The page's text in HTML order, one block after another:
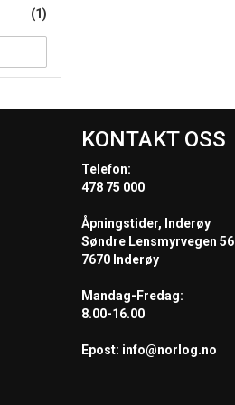
(1)
KONTAKT OSS
Telefon:
478 75 000
Åpningstider, Inderøy
Søndre Lensmyrvegen 56
7670 Inderøy
Mandag-Fredag:
8.00-16.00
Epost: info@norlog.no